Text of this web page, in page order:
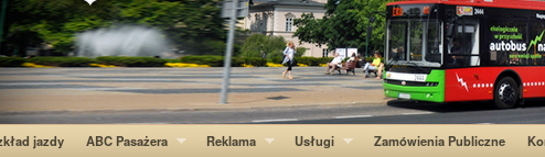
jazdy ABC Pasażera Reklama Usługi Zamówienia Publiczne